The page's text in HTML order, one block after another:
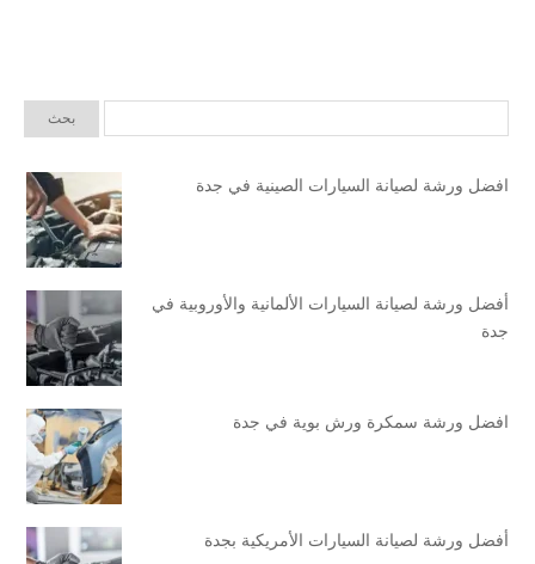
افضل ورشة لصيانة السيارات الصينية في جدة
أفضل ورشة لصيانة السيارات الألمانية والأوروبية في
جدة
افضل ورشة سمكرة ورش بوية في جدة
أفضل ورشة لصيانة السيارات الأمريكية بجدة